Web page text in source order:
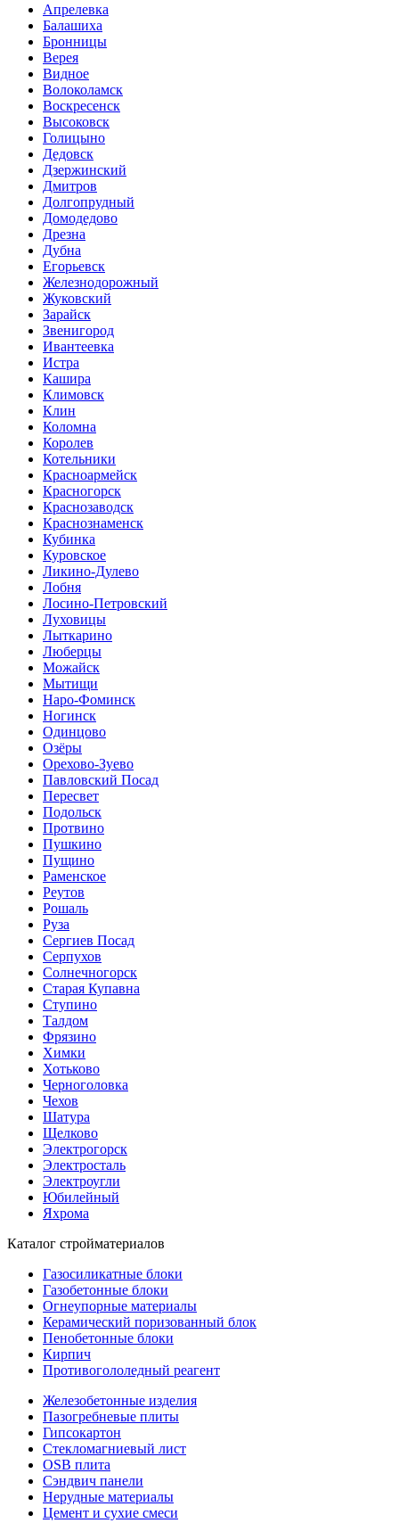
Апрелевка
Балашиха
Бронницы
Верея
Видное
Волоколамск
Воскресенск
Высоковск
Голицыно
Дедовск
Дзержинский
Дмитров
Долгопрудный
Домодедово
Дрезна
Дубна
Егорьевск
Железнодорожный
Жуковский
Зарайск
Звенигород
Ивантеевка
Истра
Кашира
Климовск
Клин
Коломна
Королев
Котельники
Красноармейск
Красногорск
Краснозаводск
Краснознаменск
Кубинка
Куровское
Ликино-Дулево
Лобня
Лосино-Петровский
Луховицы
Лыткарино
Люберцы
Можайск
Мытищи
Наро-Фоминск
Ногинск
Одинцово
Озёры
Орехово-Зуево
Павловский Посад
Пересвет
Подольск
Протвино
Пушкино
Пущино
Раменское
Реутов
Рошаль
Руза
Сергиев Посад
Серпухов
Солнечногорск
Старая Купавна
Ступино
Талдом
Фрязино
Химки
Хотьково
Черноголовка
Чехов
Шатура
Щелково
Электрогорск
Электросталь
Электроугли
Юбилейный
Яхрома
Каталог стройматериалов
Газосиликатные блоки
Газобетонные блоки
Огнеупорные материалы
Керамический поризованный блок
Пенобетонные блоки
Кирпич
Противогололедный реагент
Железобетонные изделия
Пазогребневые плиты
Гипсокартон
Стекломагниевый лист
OSB плита
Сэндвич панели
Нерудные материалы
Цемент и сухие смеси